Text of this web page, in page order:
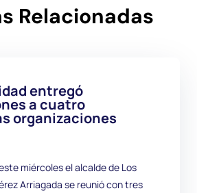
Relacionadas
entregó
a cuatro
organizaciones
miércoles el alcalde de Los
Arriagada se reunió con tres